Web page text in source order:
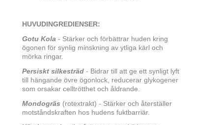
HUVUDINGREDIENSER:
Gotu Kola - Stärker och förbättrar huden kring
ögonen för synlig minskning av ytliga kärl och
mörka ringar.
Persiskt silkesträd - Bidrar till att ge ett synligt lyft
till hängande övre ögonlock, reducerar glykogener
som orsakar celltrötthet och åldrande.
Mondogräs (rotextrakt) - Stärker och återställer
motståndskraften hos hudens fuktbarriär.